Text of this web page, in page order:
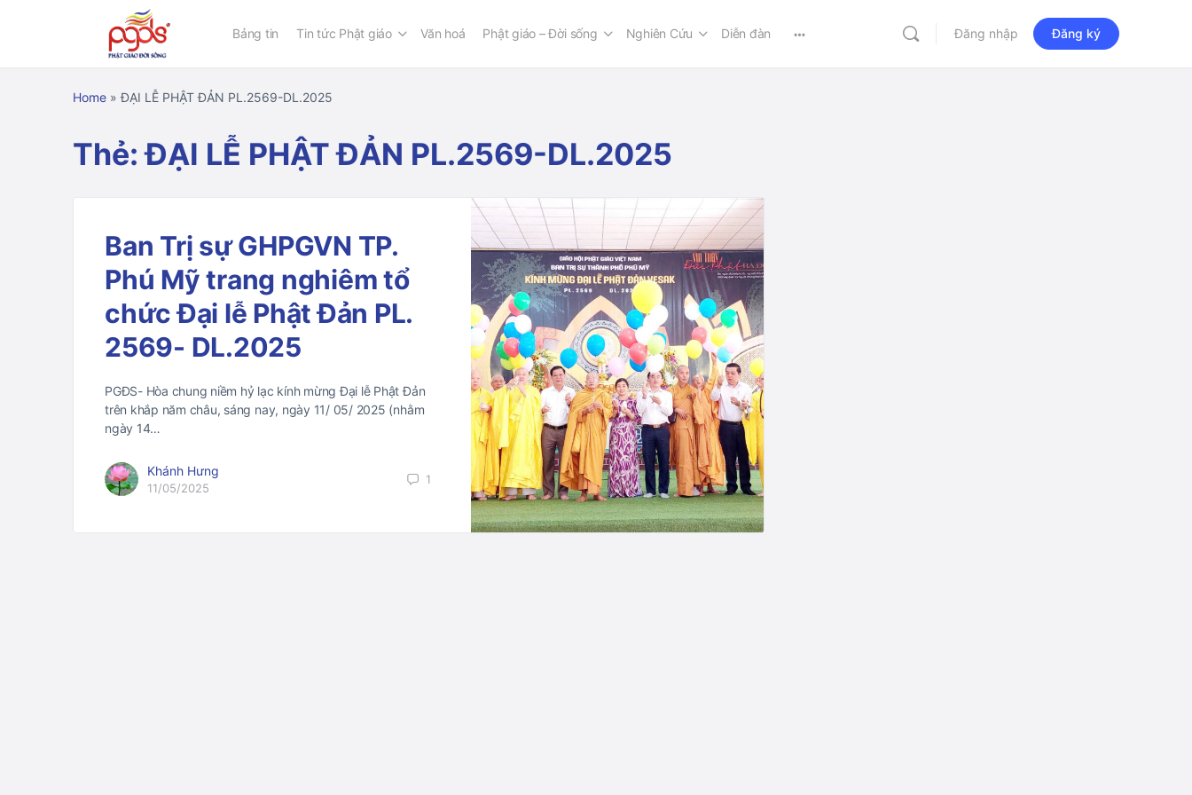
Bảng tin Tin tức Phật giáo Văn hoá Phật giáo – Đời sống Nghiên Cứu Diễn đàn Đăng nhập Đăng ký
Home »ĐẠI LỄ PHẬT ĐẢN PL.2569-DL.2025
Thẻ:ĐẠI LỄ PHẬT ĐẢN PL.2569-DL.2025
Ban Trị sự GHPGVN TP.
Phú Mỹ trang nghiêm tổ
chức Đại lễ Phật Đản PL.
2569- DL.2025
PGĐS- Hòa chung niềm hỷ lạc kính mừng Đại lễ Phật Đản
trên khắp năm châu, sáng nay, ngày 11/ 05/ 2025 (nhằm
ngày 14…
Khánh Hưng
11/05/2025
1